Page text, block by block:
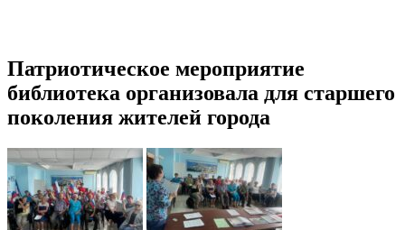
Патриотическое мероприятие
библиотека организовала для старшего
поколения жителей города